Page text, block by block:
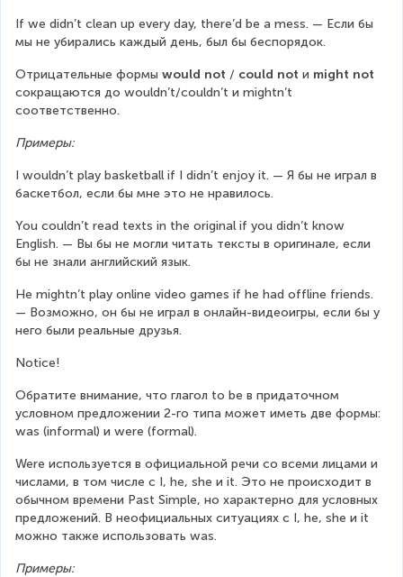
If we didn’t clean up every day, there’d be a mess. — Если бы
мы не убирались каждый день, был бы беспорядок.
Отрицательные формы would not / could not и might not
сокращаются до wouldn’t/couldn’t и mightn’t
соответственно.
Примеры:
I wouldn’t play basketball if I didn’t enjoy it. — Я бы не играл в
баскетбол, если бы мне это не нравилось.
You couldn’t read texts in the original if you didn’t know
English. — Вы бы не могли читать тексты в оригинале, если
бы не знали английский язык.
He mightn’t play online video games if he had offline friends.
— Возможно, он бы не играл в онлайн-видеоигры, если бы у
него были реальные друзья.
Notice!
Обратите внимание, что глагол to be в придаточном
условном предложении 2-го типа может иметь две формы:
was (informal) и were (formal).
Were используется в официальной речи со всеми лицами и
числами, в том числе с I, he, she и it. Это не происходит в
обычном времени Past Simple, но характерно для условных
предложений. В неофициальных ситуациях с I, he, she и it
можно также использовать was.
Примеры: